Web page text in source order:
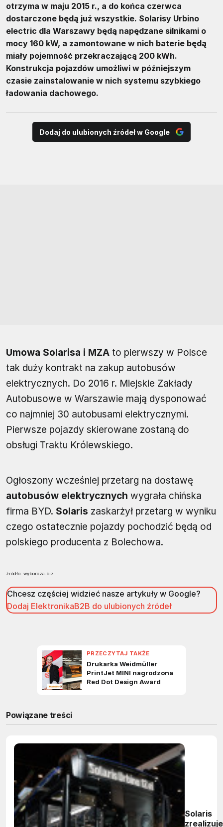
otrzyma w maju 2015 r., a do końca czerwca
dostarczone będą już wszystkie. Solarisy Urbino
electric dla Warszawy będą napędzane silnikami o
mocy 160 kW, a zamontowane w nich baterie będą
miały pojemność przekraczającą 200 kWh.
Konstrukcja pojazdów umożliwi w późniejszym
czasie zainstalowanie w nich systemu szybkiego
ładowania dachowego.
Dodaj do ulubionych źródeł w Google
Umowa Solarisa i MZA to pierwszy w Polsce
tak duży kontrakt na zakup autobusów
elektrycznych. Do 2016 r. Miejskie Zakłady
Autobusowe w Warszawie mają dysponować
co najmniej 30 autobusami elektrycznymi.
Pierwsze pojazdy skierowane zostaną do
obsługi Traktu Królewskiego.
Ogłoszony wcześniej przetarg na dostawę
autobusów elektrycznych wygrała chińska
firma BYD. Solaris zaskarżył przetarg w wyniku
czego ostatecznie pojazdy pochodzić będą od
polskiego producenta z Bolechowa.
źródło: wyborcza.biz
Chcesz częściej widzieć nasze artykuły w Google?
Dodaj ElektronikaB2B do ulubionych źródeł
Powiązane treści
Solaris
zrealizuje